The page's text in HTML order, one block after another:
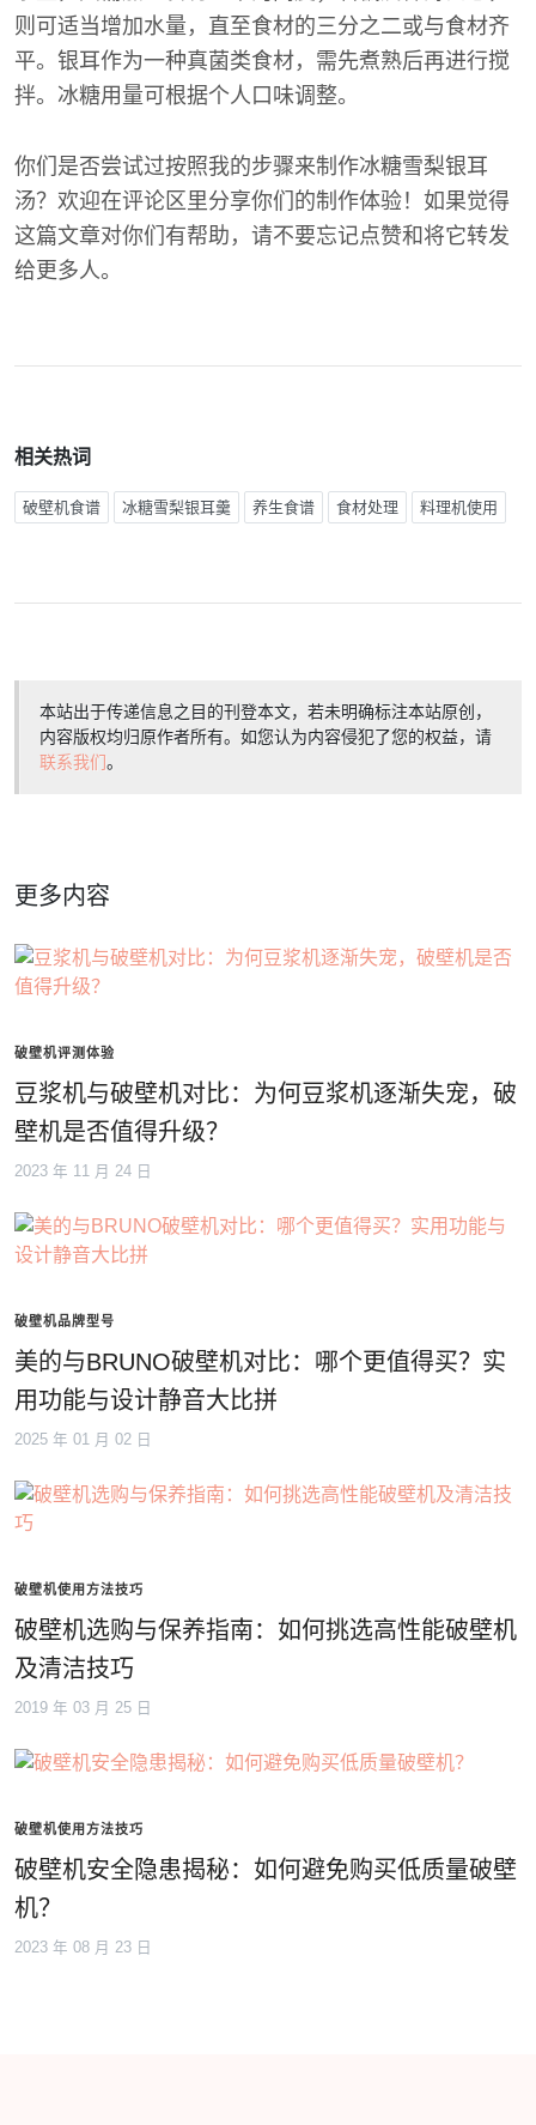
则可适当增加水量，直至食材的三分之二或与食材齐
平。银耳作为一种真菌类食材，需先煮熟后再进行搅
拌。冰糖用量可根据个人口味调整。
你们是否尝试过按照我的步骤来制作冰糖雪梨银耳
汤？欢迎在评论区里分享你们的制作体验！如果觉得
这篇文章对你们有帮助，请不要忘记点赞和将它转发
给更多人。
相关热词
破壁机食谱 冰糖雪梨银耳羹 养生食谱 食材处理 料理机使用
本站出于传递信息之目的刊登本文，若未明确标注本站原创，
内容版权均归原作者所有。如您认为内容侵犯了您的权益，请
联系我们。
更多内容
破壁机评测体验
豆浆机与破壁机对比：为何豆浆机逐渐失宠，破
壁机是否值得升级？
2023 年 11 月 24 日
破壁机品牌型号
美的与BRUNO破壁机对比：哪个更值得买？实
用功能与设计静音大比拼
2025 年 01 月 02 日
破壁机使用方法技巧
破壁机选购与保养指南：如何挑选高性能破壁机
及清洁技巧
2019 年 03 月 25 日
破壁机使用方法技巧
破壁机安全隐患揭秘：如何避免购买低质量破壁
机？
2023 年 08 月 23 日